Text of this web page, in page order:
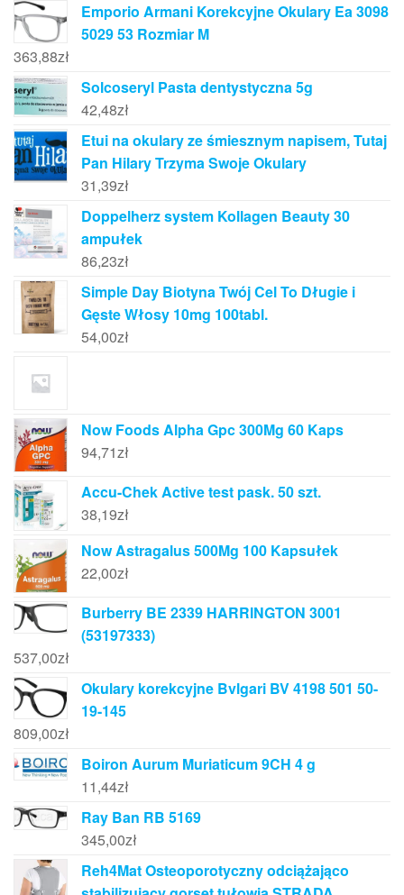
Emporio Armani Korekcyjne Okulary Ea 3098
5029 53 Rozmiar M
363,88zł
Solcoseryl Pasta dentystyczna 5g
42,48zł
Etui na okulary ze śmiesznym napisem, Tutaj
Pan Hilary Trzyma Swoje Okulary
31,39zł
Doppelherz system Kollagen Beauty 30
ampułek
86,23zł
Simple Day Biotyna Twój Cel To Długie i
Gęste Włosy 10mg 100tabl.
54,00zł
Now Foods Alpha Gpc 300Mg 60 Kaps
94,71zł
Accu-Chek Active test pask. 50 szt.
38,19zł
Now Astragalus 500Mg 100 Kapsułek
22,00zł
Burberry BE 2339 HARRINGTON 3001
(53197333)
537,00zł
Okulary korekcyjne Bvlgari BV 4198 501 50-
19-145
809,00zł
Boiron Aurum Muriaticum 9CH 4 g
11,44zł
Ray Ban RB 5169
345,00zł
Reh4Mat Osteoporotyczny odciążająco